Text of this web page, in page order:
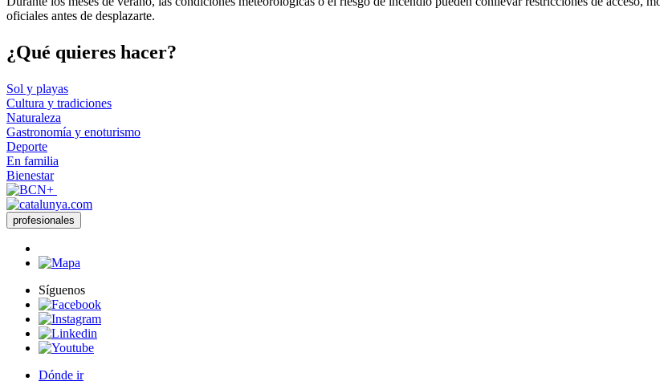
−
oficiales antes de desplazarte.
¿Qué quieres hacer?
Sol y playas
Cultura y tradiciones
Naturaleza
Gastronomía y enoturismo
Deporte
En familia
Bienestar
profesionales
Síguenos
Dónde ir